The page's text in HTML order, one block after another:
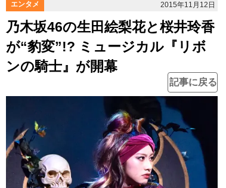
エンタメ 2015年11月12日
乃木坂46の生田絵梨花と桜井玲香
が“豹変”!? ミュージカル『リボ
ンの騎士』が開幕
記事に戻る